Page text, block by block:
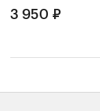
3 950 ₽